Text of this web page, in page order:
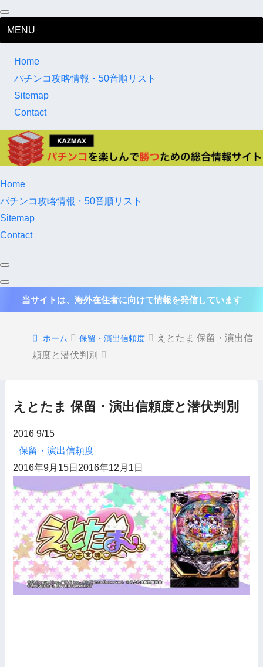
MENU
Home
パチンコ攻略情報・50音順リスト
Sitemap
Contact
Home
パチンコ攻略情報・50音順リスト
Sitemap
Contact
当サイトは、海外在住者に向けて情報を発信しています
ホーム 保留・演出信頼度
えとたま 保留・演出信
頼度と潜伏判別
えとたま 保留・演出信頼度と潜伏判別
2016 9/15
保留・演出信頼度
2016年9月15日 2016年12月1日